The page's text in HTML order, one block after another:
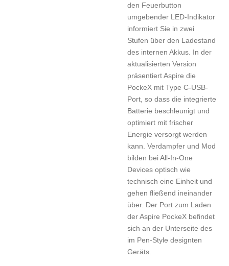
den Feuerbutton
umgebender LED-Indikator
informiert Sie in zwei
Stufen über den Ladestand
des internen Akkus. In der
aktualisierten Version
präsentiert Aspire die
PockeX mit Type C-USB-
Port, so dass die integrierte
Batterie beschleunigt und
optimiert mit frischer
Energie versorgt werden
kann. Verdampfer und Mod
bilden bei All-In-One
Devices optisch wie
technisch eine Einheit und
gehen fließend ineinander
über. Der Port zum Laden
der Aspire PockeX befindet
sich an der Unterseite des
im Pen-Style designten
Geräts.